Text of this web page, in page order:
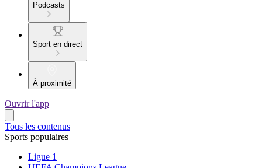
Podcasts
Sport en direct
À proximité
Ouvrir l'app
Tous les contenus
Sports populaires
Ligue 1